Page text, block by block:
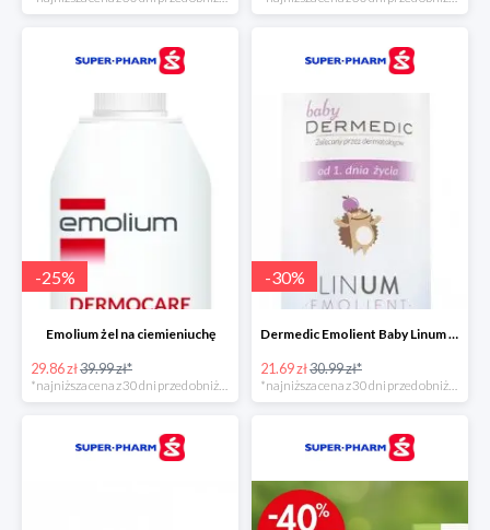
-25%
Emolium żel na ciemieniuchę
29.86 zł39.99 zł*
-30%
Dermedic Emolient Baby Linum żel do mycia ciała i włosów
21.69 zł30.99 zł*